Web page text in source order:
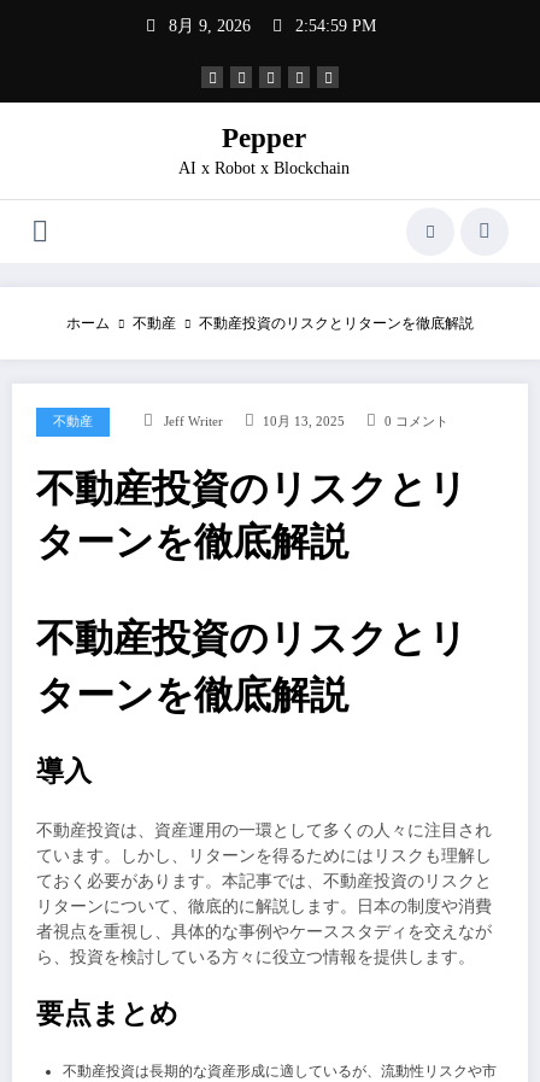
ツ
8月 9, 2026 2:55:00 PM
Pepper
AI x Robot x Blockchain
ホーム 不動産 不動産投資のリスクとリターンを徹底解説
不動産 Jeff Writer 10月 13, 2025 0 コメント
不動産投資のリスクとリ
ターンを徹底解説
不動産投資のリスクとリ
ターンを徹底解説
導入
不動産投資は、資産運用の一環として多くの人々に注目され
ています。しかし、リターンを得るためにはリスクも理解し
ておく必要があります。本記事では、不動産投資のリスクと
リターンについて、徹底的に解説します。日本の制度や消費
者視点を重視し、具体的な事例やケーススタディを交えなが
ら、投資を検討している方々に役立つ情報を提供します。
要点まとめ
不動産投資は長期的な資産形成に適しているが、流動性リスクや市